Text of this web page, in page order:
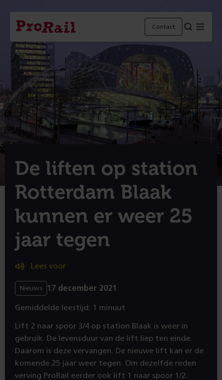
Navigatie
Homepage
ProRail
Contact
De liften op station
Rotterdam Blaak
kunnen er weer 25
jaar tegen
Lees voor
Nieuws 17 december 2021
Gemiddelde leestijd: 1 minuut
Lift 2 naar spoor 3/4 op station Blaak is weer in
gebruik. De levensduur van de lift liep ten einde.
Daarom is deze vervangen. De nieuwe lift kan er de
komende 25 jaar weer tegen. Om dezelfde reden
verving ProRail eerder ook lift 1 naar spoor 1/2.